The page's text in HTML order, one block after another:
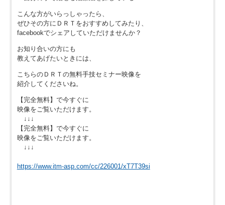
こんな方がいらっしゃったら、
ぜひその方にＤＲＴをおすすめしてみたり、
facebookでシェアしていただけませんか？
お知り合いの方にも
教えてあげたいときには、
こちらのＤＲＴの無料手技セミナー映像を
紹介してくださいね。
【完全無料】で今すぐに
映像をご覧いただけます。
↓↓↓
【完全無料】で今すぐに
映像をご覧いただけます。
↓↓↓
https://www.itm-asp.com/cc/226001/xT7T39si